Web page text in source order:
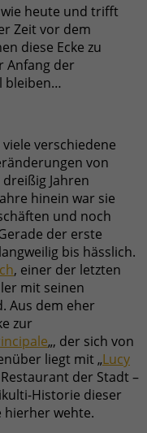
heute und trifft
Zeit vor dem
diese Ecke zu
Anfang der
bleiben…
verschiedene
von
Jahren
hinein war sie
und noch
der erste
bis hässlich.
, einer der letzten
mit seinen
Aus dem eher
zur
„, der sich von
liegt mit „Lucy
der Stadt –
Historie dieser
hierher wehte.